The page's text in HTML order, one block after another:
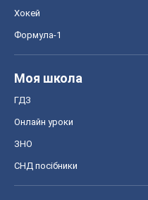
Хокей
Формула-1
Моя школа
ГДЗ
Онлайн уроки
ЗНО
СНД посібники